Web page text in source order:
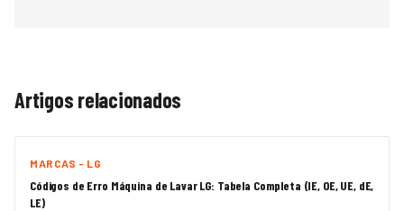
Artigos relacionados
MARCAS - LG
Códigos de Erro Máquina de Lavar LG: Tabela Completa (IE, OE, UE, dE,
LE)